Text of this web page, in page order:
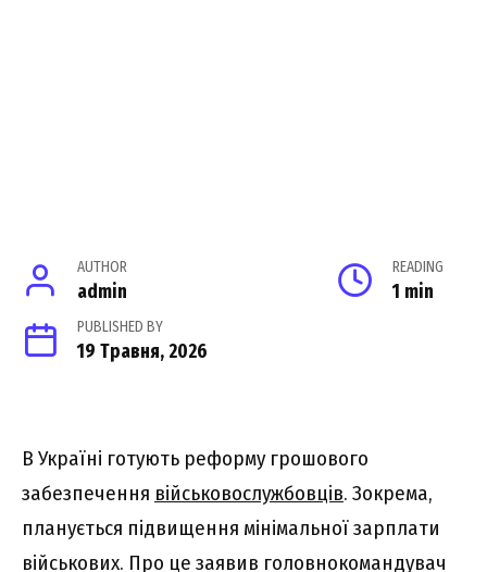
AUTHOR
admin
READING
1 min
PUBLISHED BY
19 Травня, 2026
В Україні готують реформу грошового
забезпечення військовослужбовців. Зокрема,
планується підвищення мінімальної зарплати
військових. Про це заявив головнокомандувач